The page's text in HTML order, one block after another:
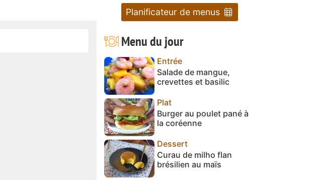
Planificateur de menus
Menu du jour
Entrée
Salade de mangue,
crevettes et basilic
Plat
Burger au poulet pané à
la coréenne
Dessert
Curau de milho flan
brésilien au maïs